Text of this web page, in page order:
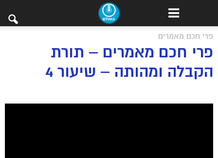
פרי חכם מאמרים
פרי חכם מאמרים – תורת
הקבלה ומהותה – שיעור 4